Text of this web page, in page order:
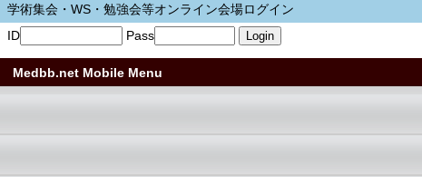
学術集会・WS・勉強会等オンライン会場ログイン
ID
Pass
Medbb.net Mobile Menu